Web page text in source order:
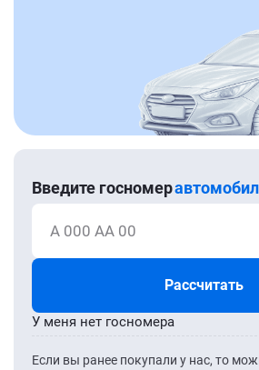
Введите госномер
А 000 АА 00
Рассчитать
Если вы ранее покупали у нас, то
У меня нет госномера